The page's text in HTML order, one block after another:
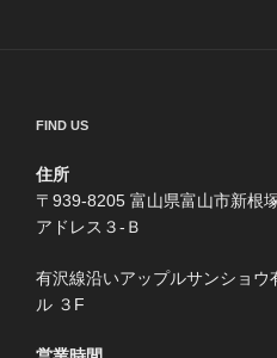
FIND US
住所
〒939-8205 富山県富山市新根
アドレス３-Ｂ
有沢線沿いアップルサンショウ
ル ３F